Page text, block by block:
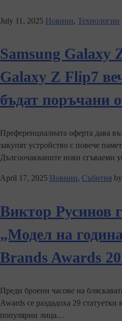
July 11, 2025 Новини, Технологии
Samsung Galaxy
Galaxy Z Flip7
бъдат поръчани
Преференциалната оферта дава
закупят устройство с повече
Дългоочакваните нови сгъваеми
April 17, 2025 Новини, Събития by
Виктор Русинов
„Модел на
Brands Awards
Преди броени часове на
Awards се раздадоха 29
популярни лица…